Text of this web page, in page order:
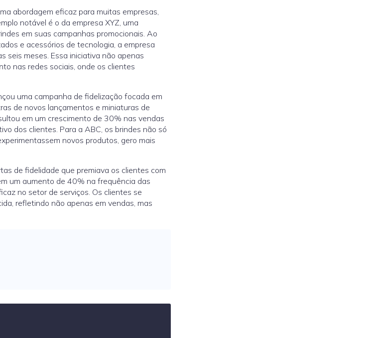
abordagem eficaz para muitas empresas,
notável é o da empresa XYZ, uma
em suas campanhas promocionais. Ao
e acessórios de tecnologia, a empresa
seis meses. Essa iniciativa não apenas
nas redes sociais, onde os clientes
uma campanha de fidelização focada em
de novos lançamentos e miniaturas de
em um crescimento de 30% nas vendas
dos clientes. Para a ABC, os brindes não só
novos produtos, gero mais
de fidelidade que premiava os clientes com
um aumento de 40% na frequência das
no setor de serviços. Os clientes se
refletindo não apenas em vendas, mas